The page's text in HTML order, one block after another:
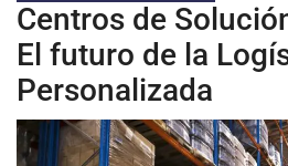
Centros de
El futuro de la
Personalizada